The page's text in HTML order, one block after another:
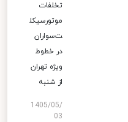
تخلفات
موتورسیکل
ت‌سواران
در خطوط
ویژه تهران
از شنبه
1405/05/
03